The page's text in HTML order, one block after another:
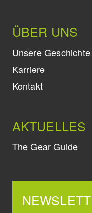
ÜBER UNS
Unsere Geschichte
Karriere
Kontakt
AKTUELLES
The Gear Guide